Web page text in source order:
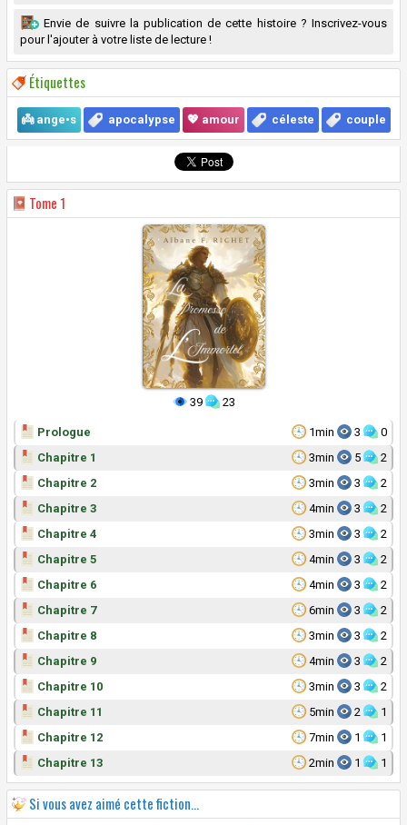
Envie de suivre la publication de cette histoire ? Inscrivez-vous
pour l'ajouter à votre liste de lecture !
Étiquettes
👼 ange•s apocalypse 💖 amour céleste couple
Tome 1
39 23
1min 3 0
Prologue
3min
5 2
Chapitre 1
3min
3 2
Chapitre 2
4min
3 2
Chapitre 3
3min
3 2
Chapitre 4
4min
3 2
Chapitre 5
4min
3 2
Chapitre 6
6min
3 2
Chapitre 7
3min
3 2
Chapitre 8
4min
3 2
Chapitre 9
3min
3 2
Chapitre 10
5min
2 1
Chapitre 11
7min
1 1
Chapitre 12
2min
1 1
Chapitre 13
Si vous avez aimé cette fiction...